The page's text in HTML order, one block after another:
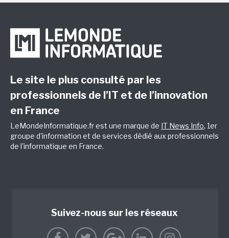
Le site le plus consulté par les
professionnels de l’IT et de l’innovation
en France
LeMondeInformatique.fr est une marque de IT News Info, 1er
groupe d'information et de services dédié aux professionnels
de l'informatique en France.
Suivez-nous sur les réseaux